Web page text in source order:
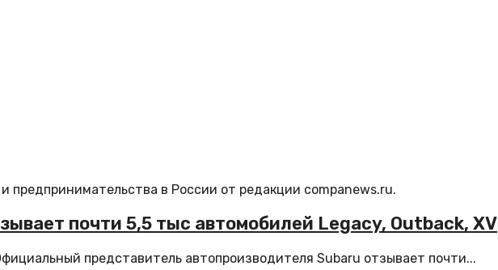
предпринимательства в России от редакции companews.ru.
почти 5,5 тыс автомобилей Legacy, Outback, XV
представитель автопроизводителя Subaru отзывает почти...